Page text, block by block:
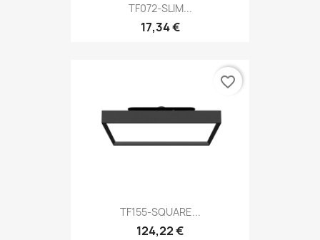
TF072-SLIM...
17,34 €
TF155-SQUARE...
124,22 €
favorite_border